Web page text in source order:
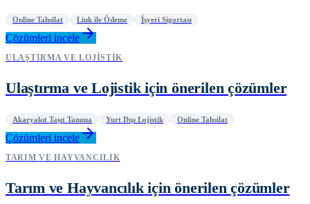
Online Tahsilat Link ile Ödeme İşyeri Sigortası
Çözümleri incele
ULAŞTIRMA VE LOJISTIK
Ulaştırma ve Lojistik için önerilen çözümler
Akaryakıt Taşıt Tanıma Yurt Dışı Lojistik Online Tahsilat
Çözümleri incele
TARIM VE HAYVANCILIK
Tarım ve Hayvancılık için önerilen çözümler